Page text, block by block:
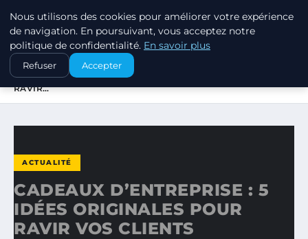
SWISSTALES
ACCUEIL
ACTUALITÉ
CADEAUX D’ENTREPRISE : 5 IDÉES ORIGINALES POUR
RAVIR…
ACTUALITÉ
CADEAUX D’ENTREPRISE : 5
IDÉES ORIGINALES POUR
RAVIR VOS CLIENTS
Nous utilisons des cookies pour améliorer votre expérience
de navigation. En poursuivant, vous acceptez notre
politique de confidentialité. En savoir plus
Refuser Accepter